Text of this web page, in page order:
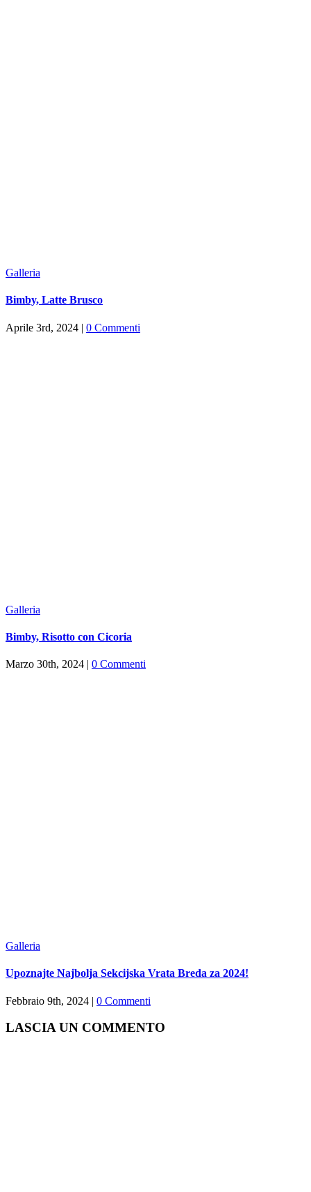
Galleria
Bimby, Latte Brusco
Aprile 3rd, 2024 | 0 Commenti
Galleria
Bimby, Risotto con Cicoria
Marzo 30th, 2024 | 0 Commenti
Galleria
Upoznajte Najbolja Sekcijska Vrata Breda za 2024!
Febbraio 9th, 2024 | 0 Commenti
LASCIA UN COMMENTO